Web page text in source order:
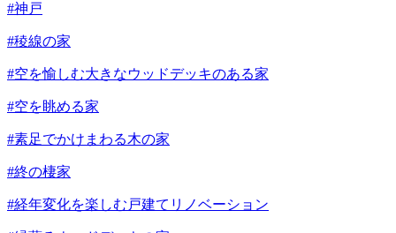
#神戸
#稜線の家
#空を愉しむ大きなウッドデッキのある家
#空を眺める家
#素足でかけまわる木の家
#終の棲家
#経年変化を楽しむ戸建てリノベーション